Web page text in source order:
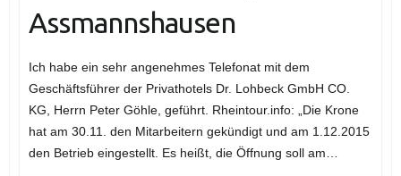
Assmannshausen
Ich habe ein sehr angenehmes Telefonat mit dem
Geschäftsführer der Privathotels Dr. Lohbeck GmbH CO.
KG, Herrn Peter Göhle, geführt. Rheintour.info: „Die Krone
hat am 30.11. den Mitarbeitern gekündigt und am 1.12.2015
den Betrieb eingestellt. Es heißt, die Öffnung soll am…